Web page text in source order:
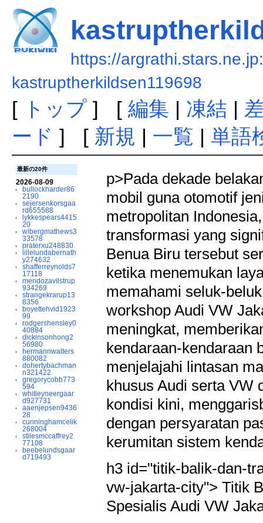
https://
kastruptherkildsen119698
[ トップ] [ 編集 | 凍結 |
ード ] [ 新規 | 一覧 | 単語
最新の20件
2026-08-09
bullockharder86
2190
sejersenkorsgaa
rd655588
lykkespears4415
20
wibergmathews3
33578
praterxu248830
lillelundabernath
y274632
shafferreynolds7
17118
mendozavilstrup
934269
strangekrarup13
8356
boyettehvid1923
99
rodgershensley0
40884
dickinsonhong2
56980
hermannwalters
880082
dohertybachman
n321422
gregorycobb773
594
whitleyneergaar
d927731
aaenjepsen9436
28
cunninghamcelik
268004
stilesmccaffrey2
77108
beebelundsgaar
d719493
p>Pada dekade
mobil guna otomotif
metropolitan
transformasi yang
Benua Biru tersebut
ketika menemukan
memahami seluk-
workshop Audi VW
meningkat,
kendaraan-kendaraan
menjelajahi lintasan
khusus Audi serta VW
kondisi kini,
dengan persyaratan
kerumitan sistem
h3 id="titik-balik-dan-
vw-jakarta-city"> Titik
Spesialis Audi VW